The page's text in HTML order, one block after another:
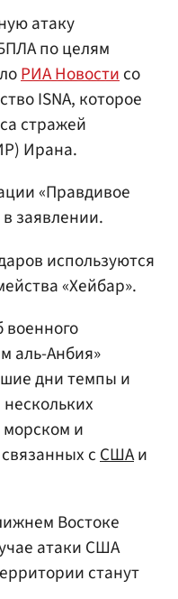
атаку
по целям
РИА Новостисо
ISNA, которое
стражей
Ирана.
«Правдивое
заявлении.
используются
«Хейбар».
военного
аль-Анбия»
дни темпы и
и
сСШАи
Востоке
атаки США
станут